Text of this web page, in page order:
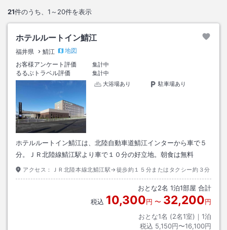
21件のうち、 1～20件を表示
ホテルルートイン鯖江
福井県 鯖江
地図
お客様アンケート評価
集計中
るるぶトラベル評価
集計中
大浴場あり
駐車場あり
ホテルルートイン鯖江は、北陸自動車道鯖江インターから車で５
分。ＪＲ北陸線鯖江駅より車で１０分の好立地。朝食は無料
アクセス： ＪＲ北陸本線北鯖江駅→徒歩約１５分またはタクシー約３分
おとな2名 1泊1部屋 合計
税込 10,300円 〜 32,200円
おとな1名 (2名1室)｜ 1泊
税込 5,150円〜16,100円